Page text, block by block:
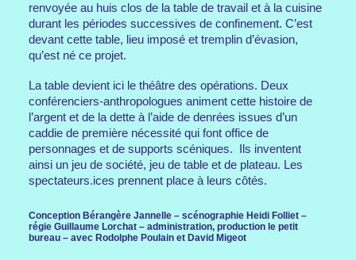
renvoyée au huis clos de la table de travail et à la cuisine
durant les périodes successives de confinement. C’est
devant cette table, lieu imposé et tremplin d’évasion,
qu’est né ce projet.
La table devient ici le théâtre des opérations. Deux
conférenciers-anthropologues animent cette histoire de
l’argent et de la dette à l’aide de denrées issues d’un
caddie de première nécessité qui font office de
personnages et de supports scéniques. Ils inventent
ainsi un jeu de société, jeu de table et de plateau. Les
spectateurs.ices prennent place à leurs côtés.
Conception Bérangère Jannelle – scénographie Heidi Folliet –
régie Guillaume Lorchat – administration, production le petit
bureau – avec Rodolphe Poulain et David Migeot